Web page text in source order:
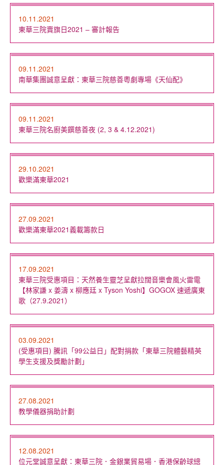
10.11.2021
東華三院賣旗日2021 – 審計報告
09.11.2021
南華集團誠意呈獻：東華三院慈善粵劇專場《天仙配》
09.11.2021
東華三院名廚美饌慈善夜 (2, 3 & 4.12.2021)
29.10.2021
歡樂滿東華2021
27.09.2021
歡樂滿東華2021義載籌款日
17.09.2021
東華三院受惠項目：天然養生靈芝呈獻拉闊音樂會風火雷電
【林家謙 x 姜濤 x 柳應廷 x Tyson Yoshi】GOGOX 速遞廣東
歌（27.9.2021）
03.09.2021
(受惠項目) 騰訊「99公益日」配對捐款「東華三院體藝精英
學生支援及獎勵計劃」
27.08.2021
教學儀器捐助計劃
12.08.2021
位元堂誠意呈獻：東華三院．金銀業貿易場．香港保齡球總